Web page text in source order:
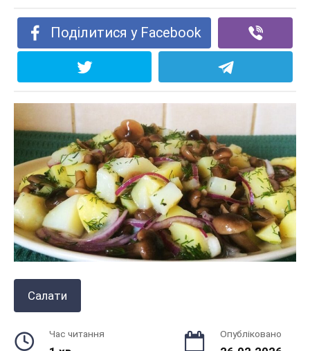
Поділитися у Facebook
Салати
Час читання Опубліковано